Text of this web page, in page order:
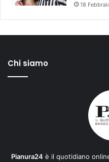
18
Chi siamo
Pianura24 è il quotidiano